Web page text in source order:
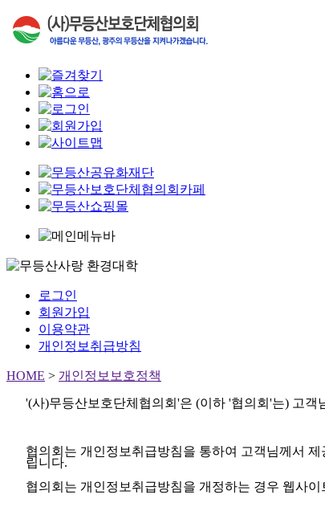
로그인
회원가입
이용약관
개인정보취급방침
HOME > 개인정보보호정책
'(사)무등산보호단체협의회'은 (이하 '협의회'는) 고
협의회는 개인정보취급방침을 통하여 고객님께서
립니다.
협의회는 개인정보취급방침을 개정하는 경우 웹사